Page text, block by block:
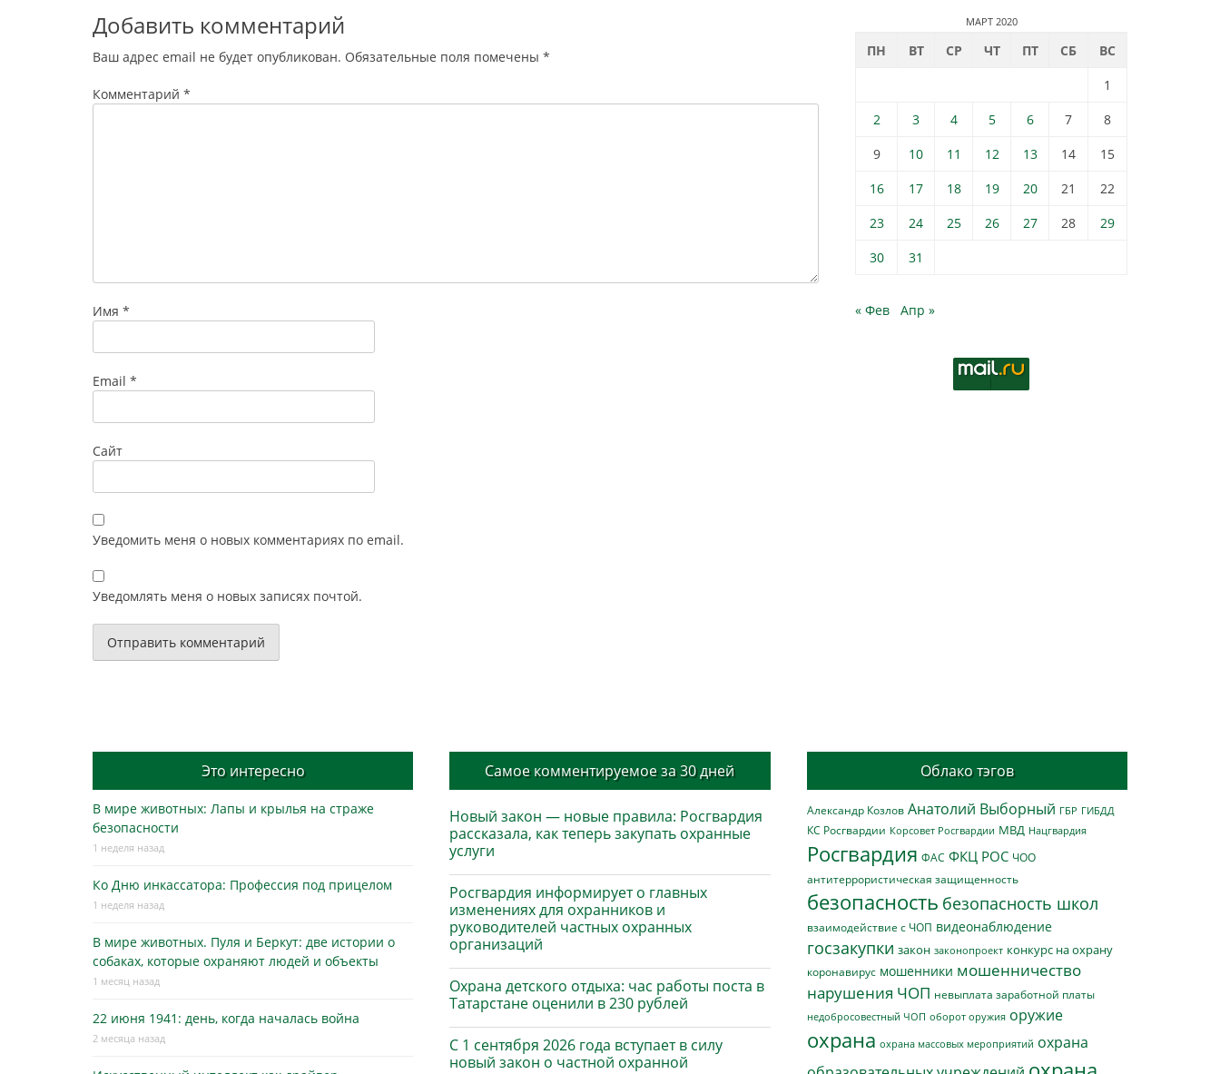
Добавить комментарий
Ваш адрес email не будет опубликован. Обязательные поля помечены *
Комментарий *
Имя *
Email *
Сайт
Уведомить меня о новых комментариях по email.
Уведомлять меня о новых записях почтой.
МАРТ 2020
ПН ВТ СР ЧТ ПТ СБ
ВС
1
2
3 4 5 6 7
8
9
10 11 12 13 14
15
16
17 18 19 20 21
22
23
24 25 26 27 28
29
30
31
« Фев Апр »
Это интересно
В мире животных: Лапы и крылья на страже
безопасности
1 неделя назад
Ко Дню инкассатора: Профессия под прицелом
1 неделя назад
В мире животных. Пуля и Беркут: две истории о
собаках, которые охраняют людей и объекты
1 месяц назад
22 июня 1941: день, когда началась война
2 месяца назад
Самое комментируемое за 30 дней
Новый закон — новые правила: Росгвардия
рассказала, как теперь закупать охранные
услуги
Росгвардия информирует о главных
изменениях для охранников и
руководителей частных охранных
организаций
Охрана детского отдыха: час работы поста в
Татарстане оценили в 230 рублей
С 1 сентября 2026 года вступает в силу
новый закон о частной охранной
Облако тэгов
Александр Козлов Анатолий Выборный ГБР ГИБДД
КС Росгвардии Корсовет Росгвардии МВД Нацгвардия
Росгвардия ФАС ФКЦ РОС ЧОО
антитеррористическая защищенность
безопасность безопасность школ
взаимодействие с ЧОП видеонаблюдение
госзакупки закон законопроект конкурс на охрану
коронавирус мошенники мошенничество
нарушения ЧОП невыплата заработной платы
недобросовестный ЧОП оборот оружия оружие
охрана охрана массовых мероприятий охрана